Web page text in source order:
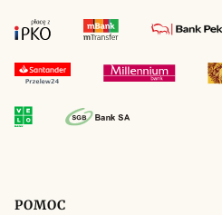
Linki w stopce
POMOC